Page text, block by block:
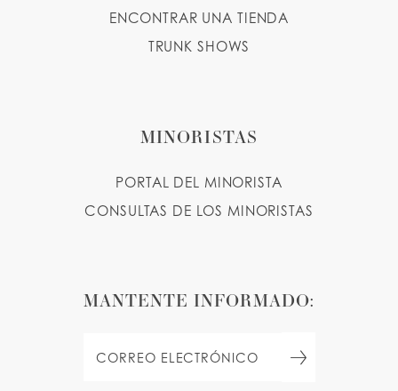
ENCONTRAR UNA TIENDA
TRUNK SHOWS
MINORISTAS
PORTAL DEL MINORISTA
CONSULTAS DE LOS MINORISTAS
MANTENTE INFORMADO: